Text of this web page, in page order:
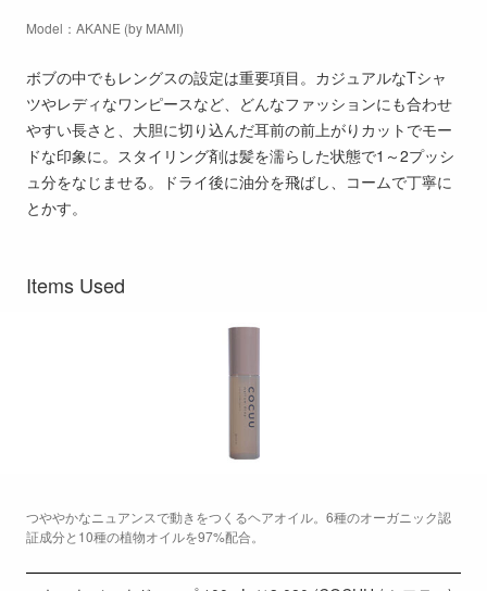
Model：AKANE (by MAMI)
ボブの中でもレングスの設定は重要項目。カジュアルなTシャ
ツやレディなワンピースなど、どんなファッションにも合わせ
やすい長さと、大胆に切り込んだ耳前の前上がりカットでモー
ドな印象に。スタイリング剤は髪を濡らした状態で1～2プッシ
ュ分をなじませる。ドライ後に油分を飛ばし、コームで丁寧に
とかす。
Items Used
つややかなニュアンスで動きをつくるヘアオイル。6種のオーガニック認
証成分と10種の植物オイルを97%配合。